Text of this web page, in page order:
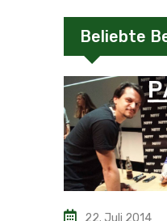
Beliebte
22. Juli 2014